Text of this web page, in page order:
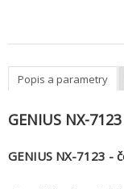
Popis a parametry
GENIUS NX-
GENIUS NX-7123 -